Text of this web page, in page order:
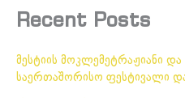
Recent Posts
მესტიის მოკლემეტრაჟიანი
საერთაშორისო ფესტივალი